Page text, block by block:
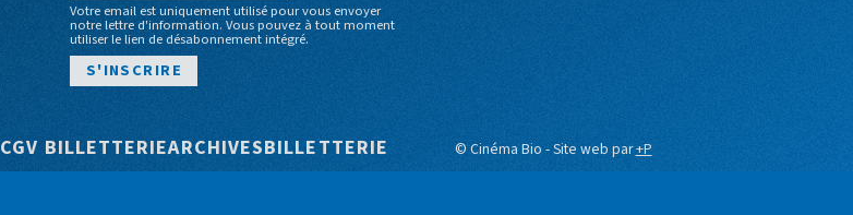
Votre email est uniquement utilisé pour vous envoyer
notre lettre d'information. Vous pouvez à tout moment
utiliser le lien de désabonnement intégré.
CGV BILLETTERIEARCHIVESBILLETTERIE © Cinéma Bio - Site web par+P